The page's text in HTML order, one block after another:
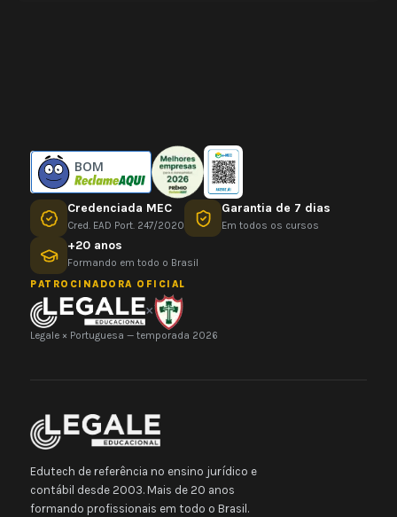
BOM
Credenciada MEC
Cred. EAD Port. 247/2020
Garantia de 7 dias
Em todos os cursos
+20 anos
Formando em todo o Brasil
PATROCINADORA OFICIAL
×
Legale × Portuguesa — temporada 2026
Edutech de referência no ensino jurídico e
contábil desde 2003. Mais de 20 anos
formando profissionais em todo o Brasil.